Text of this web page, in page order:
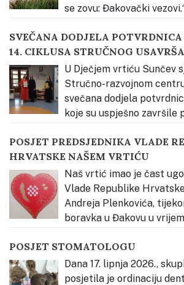
se zovu: Đakovački
obrazovnih ustanova. Priprema za
započela je upoznavanjem djece s
slavonske tradicije kroz neposredno
SVEČANA DODJELA
14. CIKLUSA STRUČNOG
KATEHEZE DOBROGA PASTIRA
U Dječjem vrtiću Sunčev
Stručno-razvojnom
svečana dodjela
koje su uspješno završile
Montessori pedagogije – Kateheza
Svečanost je otvorena glazbenim
nakon čega je okupljene pozdravila s.
predstavnica Osnivača Dječjeg…
POSJET PREDSJEDNIKA VLADE
HRVATSKE NAŠEM VRTIĆU
Naš vrtić imao je čast
Vlade Republike
Andreja Plenkovića,
boravka u Đakovu u
pjesmom te mu uručila prigodan
izrađen povodom Đakovačkih vezova,
dobrodošlice i ljubavi prema našem
POSJET STOMATOLOGU
Dana 17. lipnja 2026.,
posjetila je ordinaciju